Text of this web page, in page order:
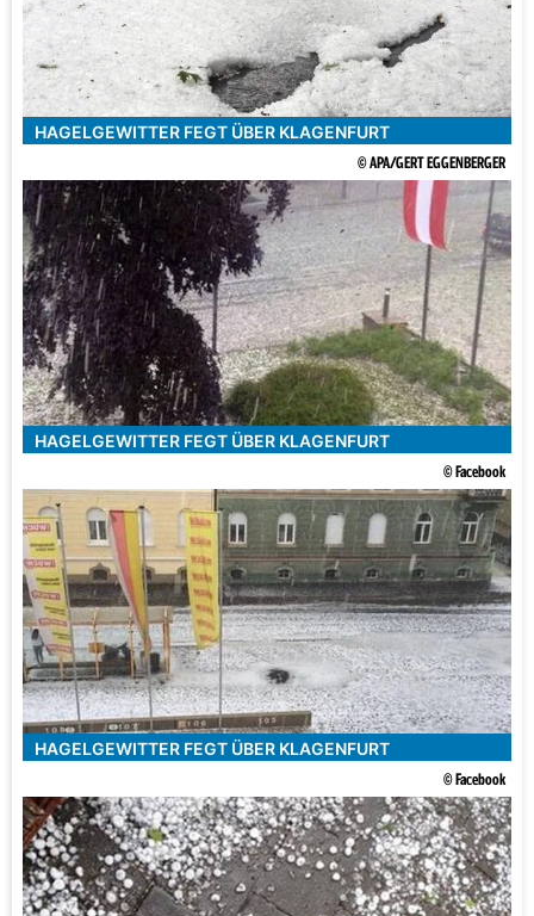
HAGELGEWITTER FEGT ÜBER KLAGENFURT
© APA/GERT EGGENBERGER
HAGELGEWITTER FEGT ÜBER KLAGENFURT
© Facebook
HAGELGEWITTER FEGT ÜBER KLAGENFURT
© Facebook